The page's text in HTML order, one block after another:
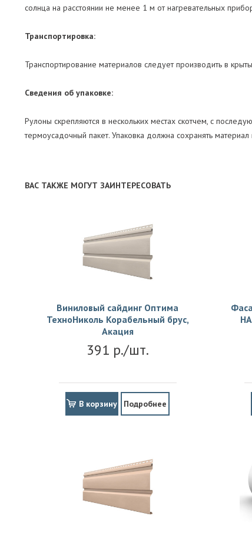
солнца на расстоянии не менее 1 м от нагревательных
Транспортировка:
Транспортирование материалов следует производить в
Сведения об упаковке:
Рулоны скрепляются в нескольких местах скотчем, с
термоусадочный пакет. Упаковка должна сохранять
ВАС ТАКЖЕ МОГУТ ЗАИНТЕРЕСОВАТЬ
Виниловый сайдинг Оптима
ТехноНиколь Корабельный брус,
Акация
391 р./шт.
В корзину Подробнее